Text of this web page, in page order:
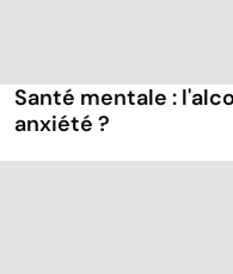
Santé mentale :
anxiété ?